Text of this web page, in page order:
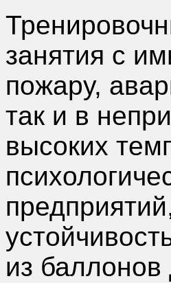
занятия с
пожару,
так и в
высоких
из